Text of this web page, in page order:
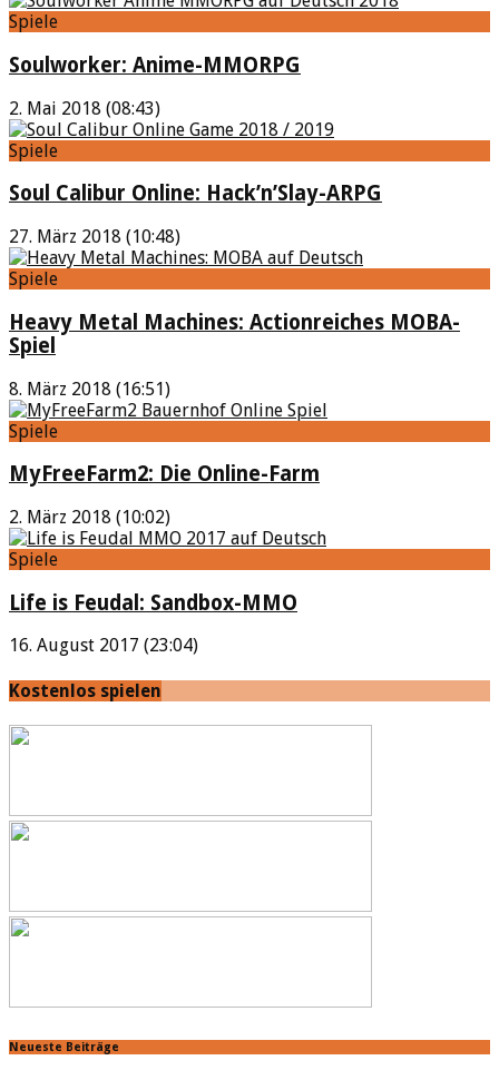
Spiele
Soulworker: Anime-MMORPG
2. Mai 2018 (08:43)
Spiele
Soul Calibur Online: Hack’n’Slay-ARPG
27. März 2018 (10:48)
Spiele
Heavy Metal Machines: Actionreiches MOBA-
Spiel
8. März 2018 (16:51)
Spiele
MyFreeFarm2: Die Online-Farm
2. März 2018 (10:02)
Spiele
Life is Feudal: Sandbox-MMO
16. August 2017 (23:04)
Kostenlos spielen
Neueste Beiträge